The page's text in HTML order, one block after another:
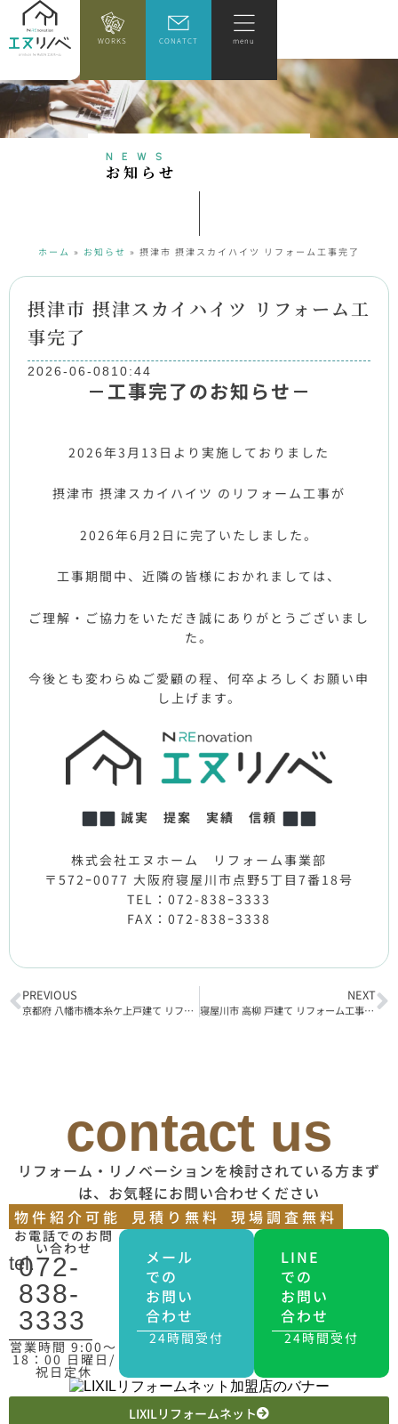
WORKS CONATCT menu
NEWS
お知 ら せ
ホーム » お知らせ » 摂津市 摂津スカイハイツ リフォーム工事完了
摂津市 摂津スカイハイツ リフォーム工
事完了
2026-06-08 10:44
－工事完了のお知らせ－
2026年3月13日より実施しておりました
摂津市 摂津スカイハイツ のリフォーム工事が
2026年6月2日に完了いたしました。
工事期間中、近隣の皆様におかれましては、
ご理解・ご協力をいただき誠にありがとうございまし
た。
今後とも変わらぬご愛顧の程、何卒よろしくお願い申
し上げます。
誠実 提案 実績 信頼
株式会社エヌホーム リフォーム事業部
〒572ｰ0077 大阪府寝屋川市点野5丁目7番18号
TEL：072-838ｰ3333
FAX：072-838ｰ3338
PREVIOUS
京都府 八幡市橋本糸ケ上戸建て リフォーム工事着工
NEXT
寝屋川市 高柳 戸建て リフォーム工事完了
contact us
リフォーム・リノベーションを検討されている方まず
は、お気軽にお問い合わせください
物件紹介可能
見積り無料 現場調査無料
お電話でのお問
い合わせ
tel.
072-
838-
3333
営業時間 9:00〜
18：00 日曜日/
祝日定休
メール
での
お問い
合わせ
24時間受付
LINE
での
お問い
合わせ
24時間受付
LIXILリフォームネット